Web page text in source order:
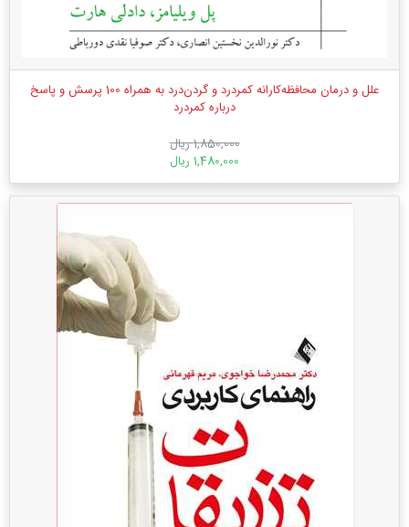
علل و درمان محافظه‌کارانه کمردرد و گردن‌درد به همراه 100 پرسش و پاسخ
درباره کمردرد
1,850,000 ریال
1,480,000 ریال